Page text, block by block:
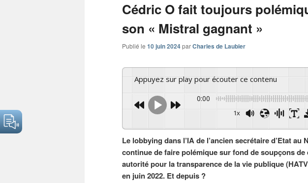
Cédric O fait toujours
son « Mistral gagnant »
Publié le 10 juin 2024parCharles de Laubier
Appuyez sur play pour écouter ce contenu
0:00
1x
Le lobbying dans l’IA de l’ancien secrétaire d’Etat au
continue de faire polémique sur fond de soupçons de
autorité pour la transparence de la vie publique
en juin 2022. Et depuis ?